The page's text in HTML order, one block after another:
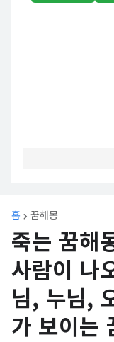
홈 꿈해몽
죽는 꿈해
사람이 나
님, 누님,
가 보이는